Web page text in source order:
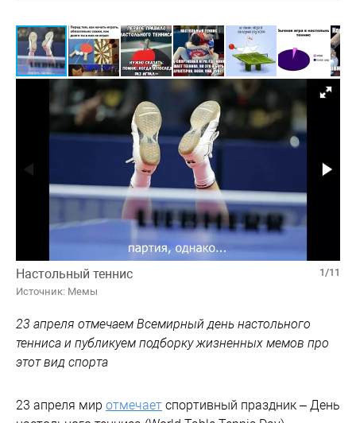
1/11
Настольный теннис
Источник: Мемы
23 апреля отмечаем Всемирный день настольного
тенниса и публикуем подборку жизненных мемов про
этот вид спорта
23 апреля мир отмечает спортивный праздник – День